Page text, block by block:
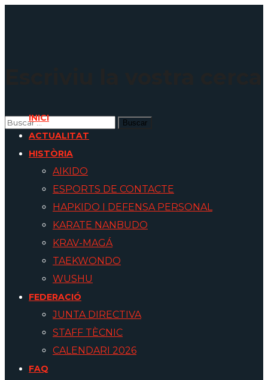
INICI
ACTUALITAT
HISTÒRIA
AIKIDO
ESPORTS DE CONTACTE
HAPKIDO I DEFENSA PERSONAL
KARATE NANBUDO
KRAV-MAGÁ
TAEKWONDO
WUSHU
FEDERACIÓ
JUNTA DIRECTIVA
STAFF TÈCNIC
CALENDARI 2026
FAQ